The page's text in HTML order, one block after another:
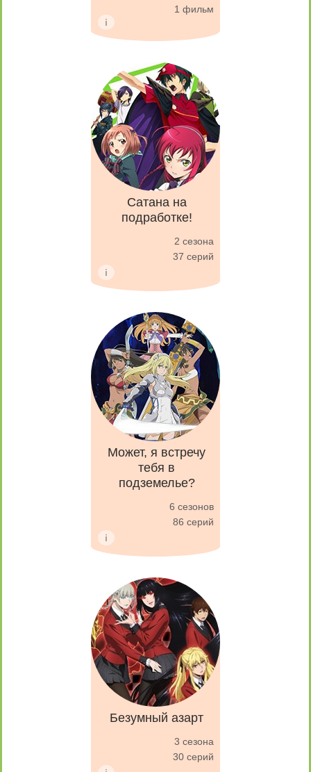
1 фильм
Сатана на
подработке!
2 сезона
37 серий
Может, я встречу
тебя в
подземелье?
6 сезонов
86 серий
Безумный азарт
3 сезона
30 серий